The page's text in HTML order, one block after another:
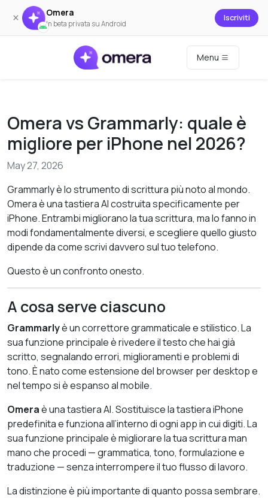
× Omera
In beta privata su Android
Iscriviti
Menu
Omera vs Grammarly: quale è
migliore per iPhone nel 2026?
May 27, 2026
Grammarly è lo strumento di scrittura più noto al mondo.
Omera è una tastiera AI costruita specificamente per
iPhone. Entrambi migliorano la tua scrittura, ma lo fanno in
modi fondamentalmente diversi, e scegliere quello giusto
dipende da come scrivi davvero sul tuo telefono.
Questo è un confronto onesto.
A cosa serve ciascuno
Grammarlyè un correttore grammaticale e stilistico. La
sua funzione principale è rivedere il testo che hai già
scritto, segnalando errori, miglioramenti e problemi di
tono. È nato come estensione del browser per desktop e
nel tempo si è espanso al mobile.
Omeraè una tastiera AI. Sostituisce la tastiera iPhone
predefinita e funziona all’interno di ogni app in cui digiti. La
sua funzione principale è migliorare la tua scrittura man
mano che procedi — grammatica, tono, formulazione e
traduzione — senza interrompere il tuo flusso di lavoro.
La distinzione è più importante di quanto possa sembrare.